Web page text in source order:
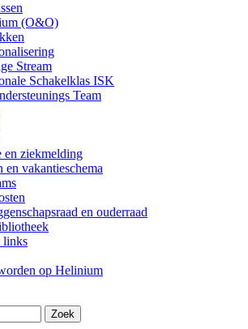
(O&O)
Stream
Schakelklas ISK
Team
en ziekmelding
en vakantieschema
en ouderraad
links
op Helinium
Zoek